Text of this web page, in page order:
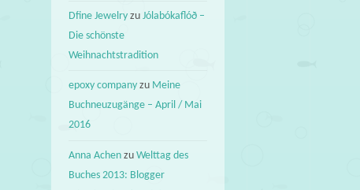
Dfine Jewelry zuJólabókaflóð –
Die schönste
Weihnachtstradition
epoxy company zu Meine
Buchneuzugänge – April / Mai
2016
Anna Achen zuWelttag des
Buches 2013: Blogger